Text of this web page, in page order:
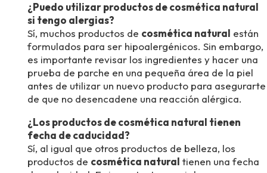
¿Puedo utilizar productos de cosmética natural
si tengo alergias?
Sí, muchos productos de cosmética natural están
formulados para ser hipoalergénicos. Sin embargo,
es importante revisar los ingredientes y hacer una
prueba de parche en una pequeña área de la piel
antes de utilizar un nuevo producto para asegurarte
de que no desencadene una reacción alérgica.
¿Los productos de cosmética natural tienen
fecha de caducidad?
Sí, al igual que otros productos de belleza, los
productos de cosmética natural tienen una fecha